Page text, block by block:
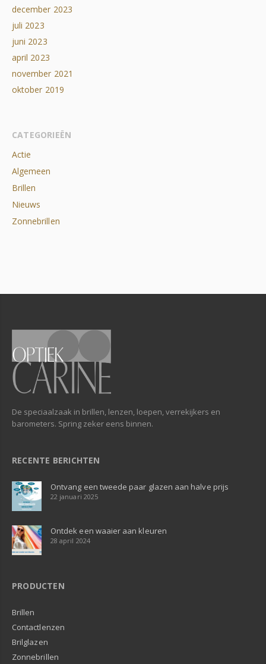
december 2023
juli 2023
juni 2023
april 2023
november 2021
oktober 2019
CATEGORIEËN
Actie
Algemeen
Brillen
Nieuws
Zonnebrillen
De speciaalzaak in brillen, lenzen, loepen, verrekijkers en
barometers. Spring zeker eens binnen.
RECENTE BERICHTEN
Ontvang een tweede paar glazen aan halve prijs
22 januari 2025
Ontdek een waaier aan kleuren
28 april 2024
PRODUCTEN
Brillen
Contactlenzen
Brilglazen
Zonnebrillen